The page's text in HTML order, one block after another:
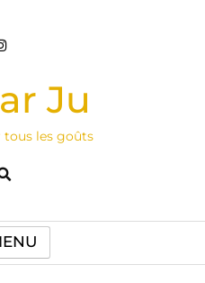
Ju
tous les goûts